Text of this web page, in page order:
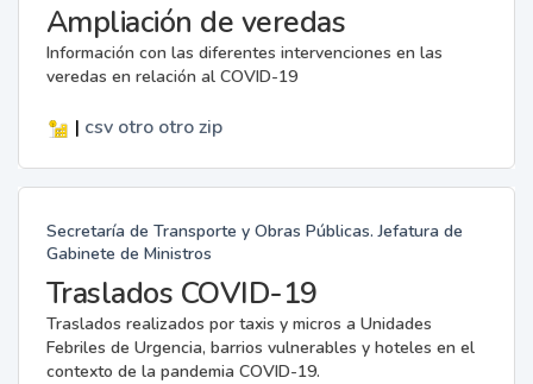
Ampliación de veredas
Información con las diferentes intervenciones en las
veredas en relación al COVID-19
| csv otro otro zip
Secretaría de Transporte y Obras Públicas. Jefatura de
Gabinete de Ministros
Traslados COVID-19
Traslados realizados por taxis y micros a Unidades
Febriles de Urgencia, barrios vulnerables y hoteles en el
contexto de la pandemia COVID-19.